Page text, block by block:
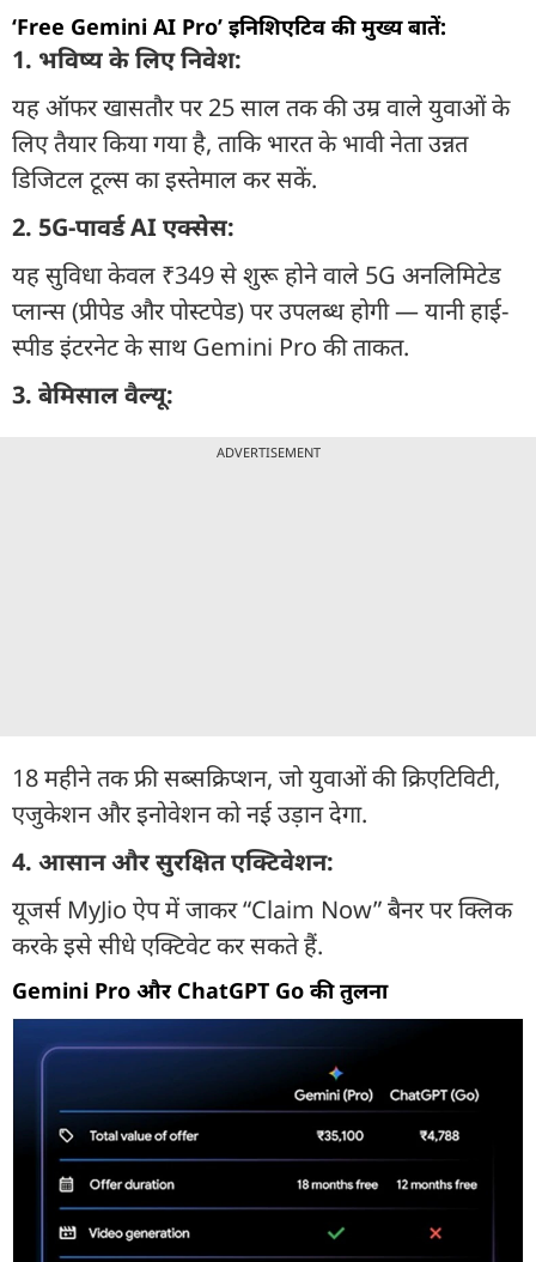
‘Free Gemini AI Pro’ इनिशिएटिव की मुख्य बातें:
1. भविष्य के लिए निवेश:
यह ऑफर खासतौर पर 25 साल तक की उम्र वाले युवाओं के
लिए तैयार किया गया है, ताकि भारत के भावी नेता उन्नत
डिजिटल टूल्स का इस्तेमाल कर सकें.
2. 5G-पावर्ड AI एक्सेस:
यह सुविधा केवल ₹349 से शुरू होने वाले 5G अनलिमिटेड
प्लान्स (प्रीपेड और पोस्टपेड) पर उपलब्ध होगी — यानी हाई-
स्पीड इंटरनेट के साथ Gemini Pro की ताकत.
3. बेमिसाल वैल्यू:
ADVERTISEMENT
18 महीने तक फ्री सब्सक्रिप्शन, जो युवाओं की क्रिएटिविटी,
एजुकेशन और इनोवेशन को नई उड़ान देगा.
4. आसान और सुरक्षित एक्टिवेशन:
यूजर्स MyJio ऐप में जाकर “Claim Now” बैनर पर क्लिक
करके इसे सीधे एक्टिवेट कर सकते हैं.
Gemini Pro और ChatGPT Go की तुलना